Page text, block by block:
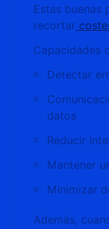
Estas buenas
recortar
Capacidades
Detectar
datos
Reducir
Mantener
Minimizar
Además,